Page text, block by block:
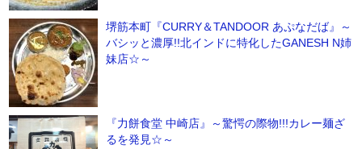
堺筋本町『CURRY＆TANDOOR あぷなだば』～
バシッと濃厚!!北インドに特化したGANESH N姉
妹店☆～
『力餅食堂 中崎店』～驚愕の際物!!!カレー麺ざ
るを発見☆～